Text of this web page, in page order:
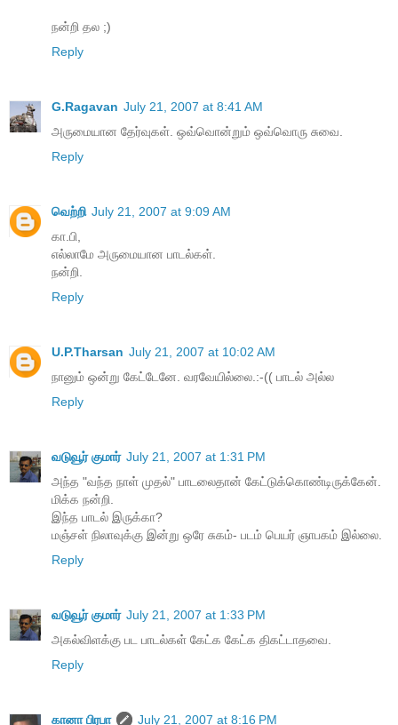
நன்றி தல ;)
Reply
G.Ragavan July 21, 2007 at 8:41 AM
அருமையான தேர்வுகள். ஒவ்வொன்றும் ஒவ்வொரு சுவை.
Reply
வெற்றி July 21, 2007 at 9:09 AM
கா.பி,
எல்லாமே அருமையான பாடல்கள்.
நன்றி.
Reply
U.P.Tharsan July 21, 2007 at 10:02 AM
நானும் ஒன்று கேட்டேனே. வரவேயில்லை.:-(( பாடல் அல்ல
Reply
வடுவூர் குமார் July 21, 2007 at 1:31 PM
அந்த "வந்த நாள் முதல்" பாடலைதான் கேட்டுக்கொண்டிருக்கேன்.
மிக்க நன்றி.
இந்த பாடல் இருக்கா?
மஞ்சள் நிலாவுக்கு இன்று ஒரே சுகம்- படம் பெயர் ஞாபகம் இல்லை.
Reply
வடுவூர் குமார் July 21, 2007 at 1:33 PM
அகல்விளக்கு பட பாடல்கள் கேட்க கேட்க திகட்டாதவை.
Reply
கானா பிரபா July 21, 2007 at 8:16 PM